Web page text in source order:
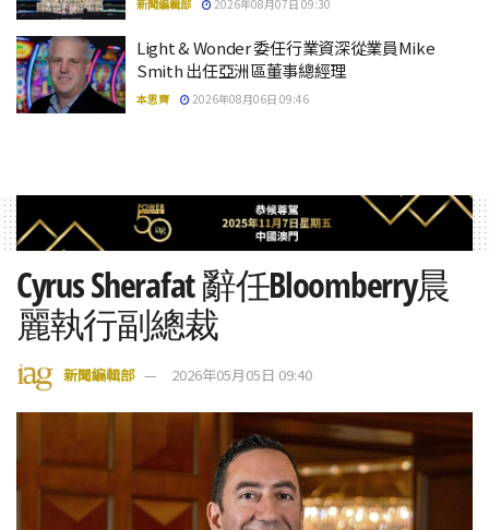
新聞編輯部 2026年08月07日 09:30
Light & Wonder 委任行業資深從業員Mike
Smith 出任亞洲區董事總經理
本思齊 2026年08月06日 09:46
Cyrus Sherafat 辭任Bloomberry晨
麗執行副總裁
新聞編輯部 2026年05月05日 09:40